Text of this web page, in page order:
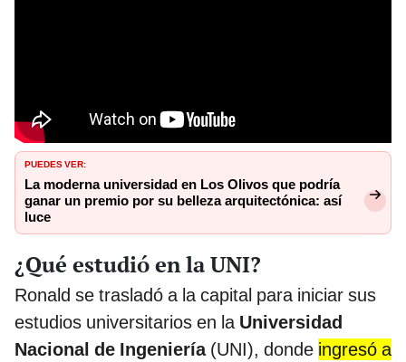
PUEDES VER:
La moderna universidad en Los Olivos que podría
ganar un premio por su belleza arquitectónica: así
luce
¿Qué estudió en la UNI?
Ronald se trasladó a la capital para iniciar sus
estudios universitarios en la Universidad
Nacional de Ingeniería(UNI), donde ingresó a